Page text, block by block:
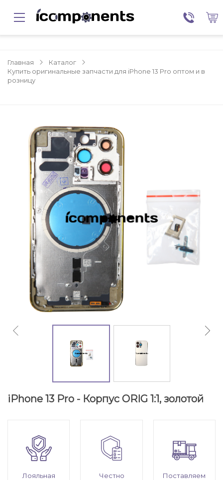
Главная
Каталог
Купить оригинальные запчасти для iPhone 13 Pro оптом и в
розницу
iPhone 13 Pro - Корпус ORIG 1:1, золотой
Лояльная
Честно
Поставляем